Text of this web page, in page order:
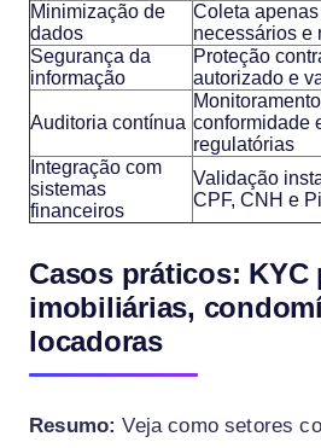
Minimização de
dados
Coleta
necessários e
Segurança da
informação
Proteção
autorizado e
Auditoria contínua conformidade
regulatórias
Integração com
sistemas
financeiros
Validação
CPF, CNH e
Casos práticos: KYC
imobiliárias,
locadoras
Resumo: Veja como setores